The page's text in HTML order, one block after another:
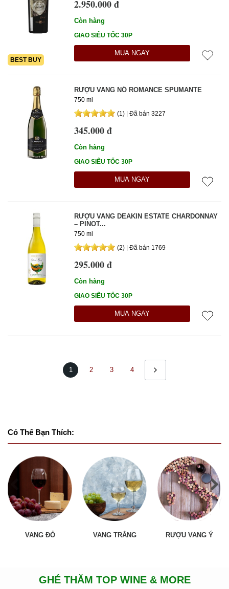
BEST BUY
2.950.000 đ
Còn hàng
GIAO SIÊU TỐC 30P
MUA NGAY
RƯỢU VANG NỔ ROMANCE SPUMANTE
750 ml
(1) | Đã bán 3227
345.000 đ
Còn hàng
GIAO SIÊU TỐC 30P
MUA NGAY
RƯỢU VANG DEAKIN ESTATE CHARDONNAY
– PINOT...
750 ml
(2) | Đã bán 1769
295.000 đ
Còn hàng
GIAO SIÊU TỐC 30P
MUA NGAY
1 2 3 4
Có Thể Bạn Thích:
VANG ĐỎ VANG TRẮNG RƯỢU VANG Ý
GHÉ THĂM TOP WINE & MORE